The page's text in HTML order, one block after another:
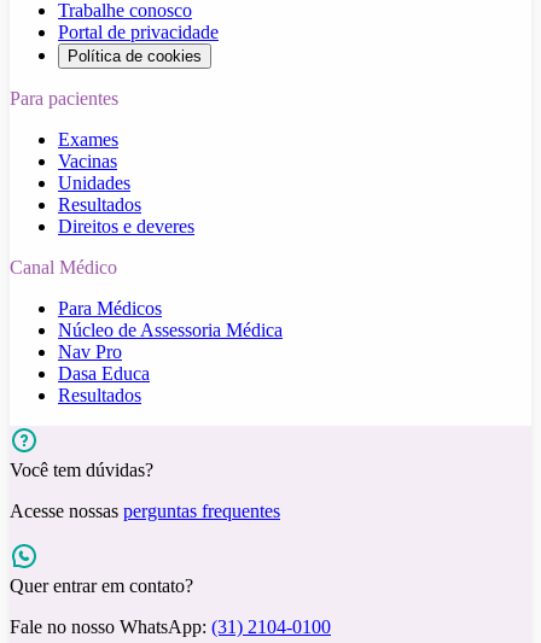
Trabalhe conosco
Portal de privacidade
Política de cookies
Para pacientes
Exames
Vacinas
Unidades
Resultados
Direitos e deveres
Canal Médico
Para Médicos
Núcleo de Assessoria Médica
Nav Pro
Dasa Educa
Resultados
Você tem dúvidas?
Acesse nossas perguntas frequentes
Quer entrar em contato?
Fale no nosso WhatsApp: (31) 2104-0100